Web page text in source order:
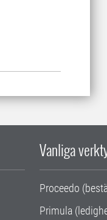
Vanliga
Proceedo
Primula